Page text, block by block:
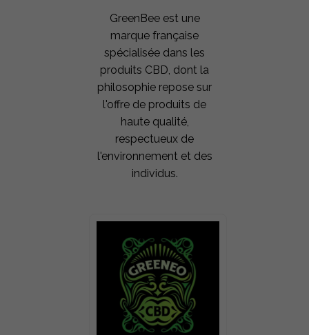
GreenBee est une
marque française
spécialisée dans les
produits CBD, dont la
philosophie repose sur
l'offre de produits de
haute qualité,
respectueux de
l'environnement et des
individus.